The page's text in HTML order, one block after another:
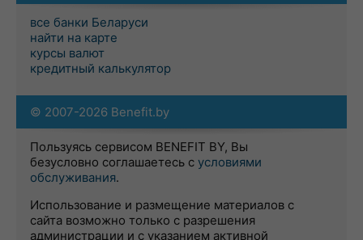
все банки Беларуси
найти на карте
курсы валют
кредитный калькулятор
© 2007-2026 Benefit.by
Пользуясь сервисом BENEFIT BY, Вы
безусловно соглашаетесь с условиями
обслуживания.
Использование и размещение материалов с
сайта возможно только с разрешения
администрации и с указанием активной